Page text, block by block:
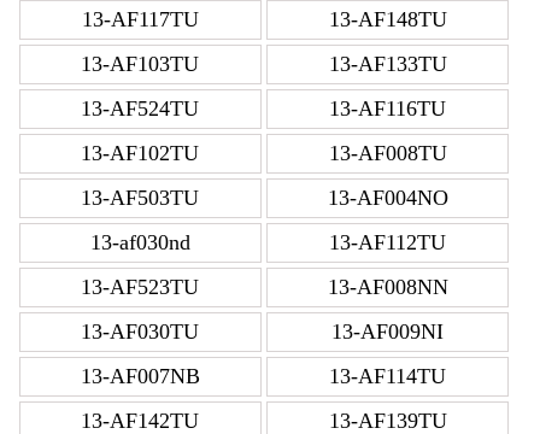
13-AF117TU
13-AF148TU
13-AF103TU
13-AF133TU
13-AF524TU
13-AF116TU
13-AF102TU
13-AF008TU
13-AF503TU
13-AF004NO
13-af030nd
13-AF112TU
13-AF523TU
13-AF008NN
13-AF030TU
13-AF009NI
13-AF007NB
13-AF114TU
13-AF142TU
13-AF139TU